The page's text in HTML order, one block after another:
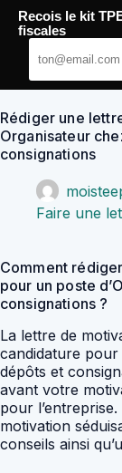
Passer
contenu
YoupiJobs
Rédiger une
Organisateur
consignations
Faire une
Comment
pour un poste
consignations ?
La lettre de
candidature pour
dépôts et
avant votre
pour
motivation
conseils ainsi
Recois le kit
fiscales